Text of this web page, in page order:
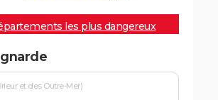
les plus dangereux
et des Outre-Mer)